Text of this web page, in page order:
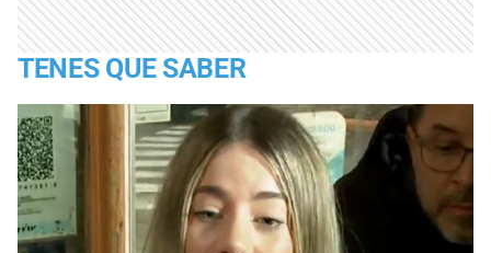
TENES QUE SABER